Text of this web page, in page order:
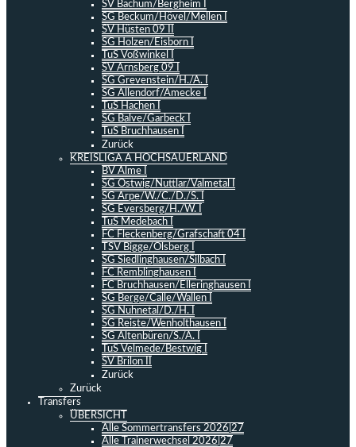
SV Bachum/Bergheim I
SG Beckum/Hövel/Mellen I
SV Hüsten 09 II
SG Holzen/Eisborn I
TuS Voßwinkel I
SV Arnsberg 09 I
SG Grevenstein/H./A. I
SG Allendorf/Amecke I
TuS Hachen I
SG Balve/Garbeck I
TuS Bruchhausen I
Zurück
KREISLIGA A HOCHSAUERLAND
BV Alme I
SG Ostwig/Nuttlar/Valmetal I
SG Arpe/W./C./D./S. I
SG Eversberg/H./W. I
TuS Medebach I
FC Fleckenberg/Grafschaft 04 I
TSV Bigge/Olsberg I
SG Siedlinghausen/Silbach I
FC Remblinghausen I
FC Bruchhausen/Elleringhausen I
SG Berge/Calle/Wallen I
SG Nuhnetal/D./H. I
SG Reiste/Wenholthausen I
SG Altenbüren/S./A. I
TuS Velmede/Bestwig I
SV Brilon II
Zurück
Zurück
Transfers
ÜBERSICHT
Alle Sommertransfers 2026|27
Alle Trainerwechsel 2026|27